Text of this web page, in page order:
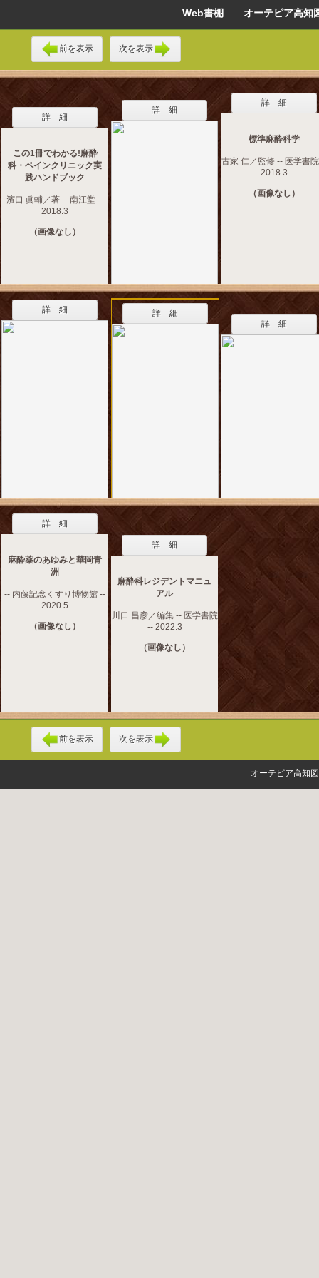
Web書棚 オーテピア高知
前を表示 次を表示
詳 細
この1冊でわかる!麻酔
科・ペインクリニック実
践ハンドブック
濱口 眞輔／著 -- 南江堂 --
2018.3
（画像なし）
詳 細
詳 細
標準麻酔科学
古家 仁／監修 -- 医学書
2018.3
（画像なし）
詳 細
詳 細
詳 細
詳 細
麻酔薬のあゆみと華岡青
洲
-- 内藤記念くすり博物館 --
2020.5
（画像なし）
詳 細
麻酔科レジデントマニュ
アル
川口 昌彦／編集 -- 医学書院
-- 2022.3
（画像なし）
前を表示 次を表示
オーテピア高知